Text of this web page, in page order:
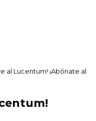
al Lucentum! ¡Abónate al